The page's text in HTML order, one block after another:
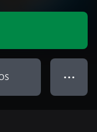
● ● ●